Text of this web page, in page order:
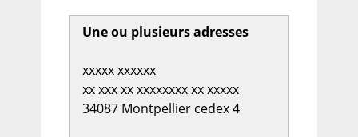
Une ou plusieurs adresses
xxxxx xxxxxx
xx xxx xx xxxxxxxx xx xxxxx
34087 Montpellier cedex 4